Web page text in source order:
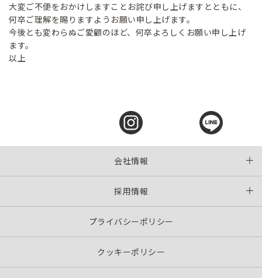
大変ご不便をおかけしますことお詫び申し上げますとともに、
何卒ご理解を賜りますようお願い申し上げます。
今後とも変わらぬご愛顧のほど、何卒よろしくお願い申し上げ
ます。
以上
会社情報
採用情報
プライバシーポリシー
クッキーポリシー